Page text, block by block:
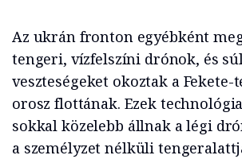
Az ukrán fronton egyébként
tengeri, vízfelszíni drónok, és
veszteségeket okoztak a Fekete-
orosz flottának. Ezek
sokkal közelebb állnak a légi
a személyzet nélküli